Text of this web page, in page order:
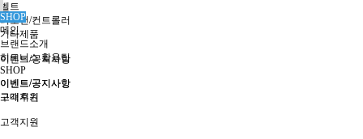
벨트
리모컨/컨트롤러
기타제품
이벤트/공지사항
이벤트/공지사항
구매후기
고객지원
SHOP
메인
브랜드소개
히트니스 활용팁
SHOP
이벤트/공지사항
고객지원